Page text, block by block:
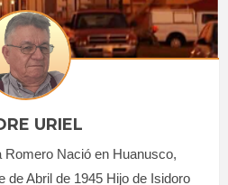
URIEL
Romero Nació en Huanusco,
de Abril de 1945 Hijo de Isidoro